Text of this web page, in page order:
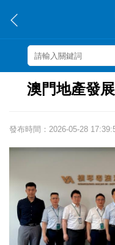
澳門地產發
發布時間：2026-05-28